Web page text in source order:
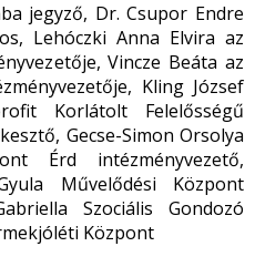
jegyző, Dr. Csupor Endre
Lehóczki Anna Elvira az
Vincze Beáta az
Kling József
Korlátolt Felelősségű
Gecse-Simon Orsolya
Érd intézményvezető,
Művelődési Központ
Szociális Gondozó
Központ